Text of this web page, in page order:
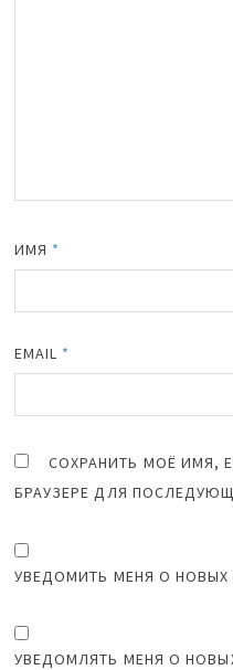
ИМЯ *
EMAIL *
СОХРАНИТЬ МОЁ ИМЯ,
БРАУЗЕРЕ ДЛЯ
УВЕДОМИТЬ МЕНЯ О НОВЫХ
УВЕДОМЛЯТЬ МЕНЯ О